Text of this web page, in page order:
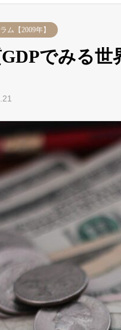
ム【2009年】
GDPでみる